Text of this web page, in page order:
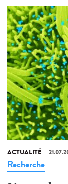
ACTUALITÉ
Recherche